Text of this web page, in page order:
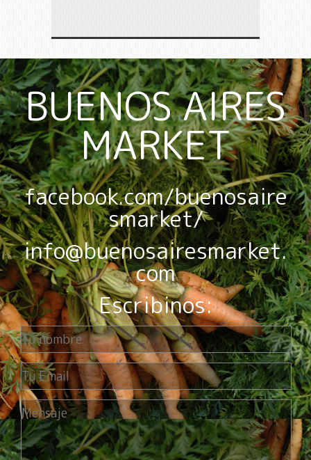
BUENOS AIRES
MARKET
facebook.com/buenosaire
smarket/
info@buenosairesmarket.
com
Escribinos: